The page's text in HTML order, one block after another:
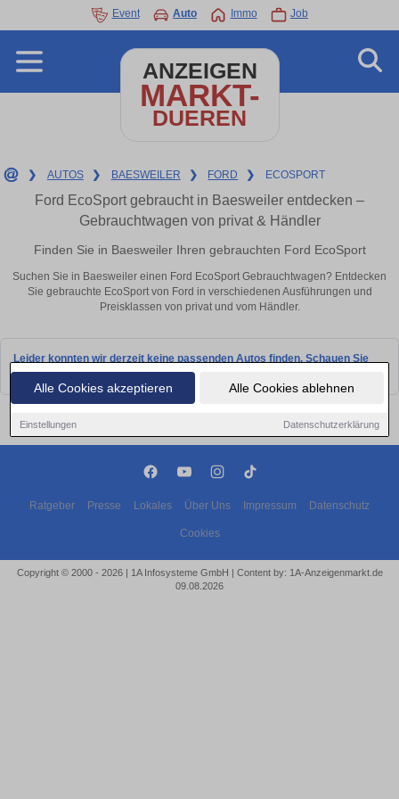
Alle Cookies akzeptieren Alle Cookies ablehnen
Einstellungen Datenschutzerklärung
Event Auto Immo Job
ANZEIGEN
MARKT-
DUEREN
❯ AUTOS ❯ BAESWEILER ❯ FORD ❯ ECOSPORT
Ford EcoSport gebraucht in Baesweiler entdecken –
Gebrauchtwagen von privat & Händler
Finden Sie in Baesweiler Ihren gebrauchten Ford EcoSport
Suchen Sie in Baesweiler einen Ford EcoSport Gebrauchtwagen? Entdecken
Sie gebrauchte EcoSport von Ford in verschiedenen Ausführungen und
Preisklassen von privat und vom Händler.
Leider konnten wir derzeit keine passenden Autos finden. Schauen Sie
bald wieder vorbei!
Ratgeber Presse Lokales Über Uns Impressum Datenschutz
Cookies
Copyright © 2000 - 2026 | 1A Infosysteme GmbH | Content by: 1A-Anzeigenmarkt.de
09.08.2026